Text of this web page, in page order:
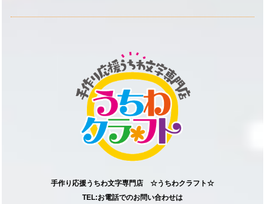
手作り応援うちわ文字専門店 ☆うちわクラフト☆
TEL:お電話でのお問い合わせは